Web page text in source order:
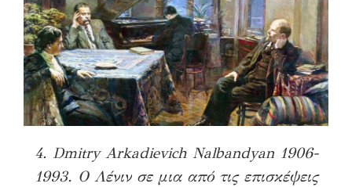
4. Dmitry Arkadievich Nalbandyan 1906-
1993. Ο Λένιν σε μια από τις επισκέψεις